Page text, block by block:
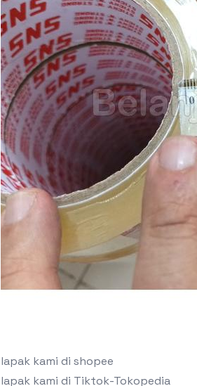
lapak kami di shopee
lapak kami di Tiktok-Tokopedia